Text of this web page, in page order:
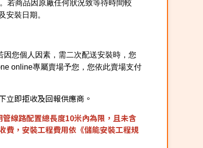
若商品因原廠任何狀況致等待時間較
安裝日期。
您個人因素，需二次配送安裝時，您
online專屬賣場予您，您依此賣場支付
立即拒收及回報供應商。
線路配置總長度10米內為限，且未含
費，安裝工程費用依《儲能安裝工程規